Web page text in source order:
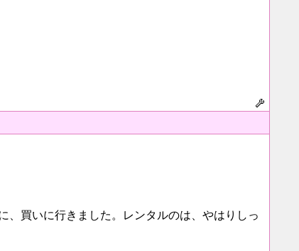
、買いに行きました。レンタルのは、やはりしっ